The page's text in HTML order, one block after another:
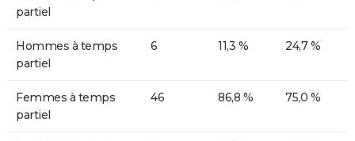
partiel
Hommes à temps
partiel
6 11,3 % 24,7 %
Femmes à temps
partiel
46 86,8 % 75,0 %